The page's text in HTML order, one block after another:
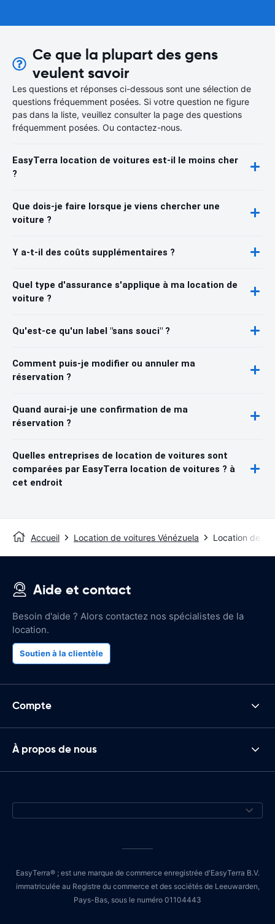
Ce que la plupart des gens
veulent savoir
Les questions et réponses ci-dessous sont une sélection de
questions fréquemment posées. Si votre question ne figure
pas dans la liste, veuillez consulter la page des questions
fréquemment posées. Ou contactez-nous.
EasyTerra location de voitures est-il le moins cher
?
Que dois-je faire lorsque je viens chercher une
voiture ?
Y a-t-il des coûts supplémentaires ?
Quel type d'assurance s'applique à ma location de
voiture ?
Qu'est-ce qu'un label "sans souci" ?
Comment puis-je modifier ou annuler ma
réservation ?
Quand aurai-je une confirmation de ma
réservation ?
Quelles entreprises de location de voitures sont
comparées par EasyTerra location de voitures ? à
cet endroit
Accueil Location de voitures Vénézuela Location de
Aide et contact
Besoin d'aide ? Alors contactez nos spécialistes de la
location.
Soutien à la clientèle
Compte
À propos de nous
EasyTerra® ; est une marque de commerce enregistrée d'EasyTerra B.V.
immatriculée au Registre du commerce et des sociétés de Leeuwarden,
Pays-Bas, sous le numéro 01104443